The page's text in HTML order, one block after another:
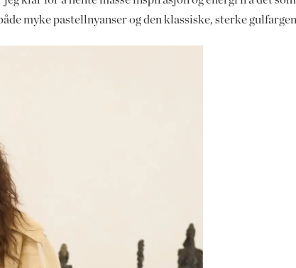
myke pastellnyanser og den klassiske, sterke